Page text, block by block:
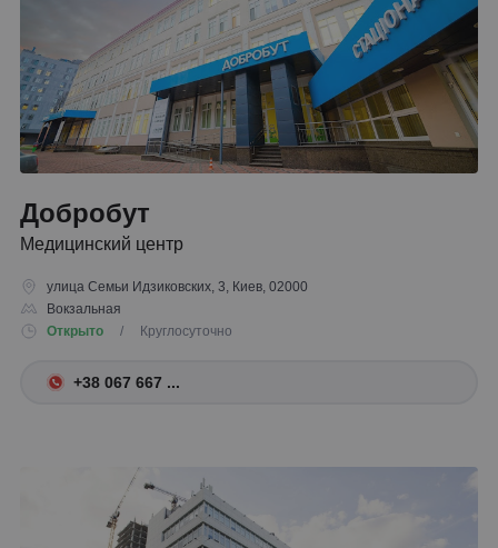
Добробут
Медицинский центр
улица Семьи Идзиковских, 3, Киев, 02000
Вокзальная
Открыто
/ Круглосуточно
+38 067 667 ...